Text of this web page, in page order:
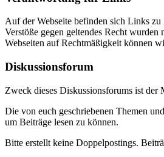
Auf der Webseite befinden sich Links
Verstöße gegen geltendes Recht
Webseiten auf Rechtmäßigkeit können
Diskussionsforum
Zweck dieses Diskussionsforums ist der
Die von euch geschriebenen Themen
um Beiträge lesen zu können.
Bitte erstellt keine Doppelpostings.